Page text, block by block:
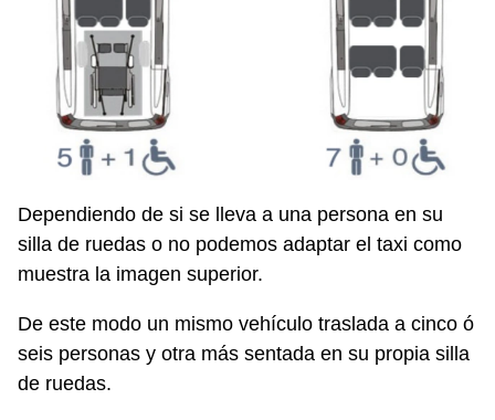
Dependiendo de si se lleva a una persona en su
silla de ruedas o no podemos adaptar el taxi como
muestra la imagen superior.
De este modo un mismo vehículo traslada a cinco ó
seis personas y otra más sentada en su propia silla
de ruedas.